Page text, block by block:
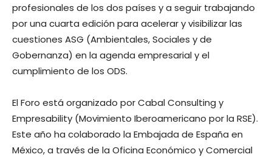
profesionales de los dos países y a seguir trabajando
por una cuarta edición para acelerar y visibilizar las
cuestiones ASG (Ambientales, Sociales y de
Gobernanza) en la agenda empresarial y el
cumplimiento de los ODS.
El Foro está organizado por Cabal Consulting y
Empresability (Movimiento Iberoamericano por la RSE).
Este año ha colaborado la Embajada de España en
México, a través de la Oficina Económico y Comercial